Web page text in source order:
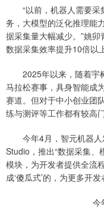
“以前，机器人需要采
务，大模型的泛化推理能
据采集量大幅减少。”姚
数据采集效率提升10倍以上
2025年以来，随着宇
马拉松赛事，具身智能成
赛道。但对于中小创业团
练与测评等工作都有较高门
今年4月，智元机器人
Studio，推出“数据采集、
模块，为开发者提供全流
成‘傻瓜式’的，为更多开
今